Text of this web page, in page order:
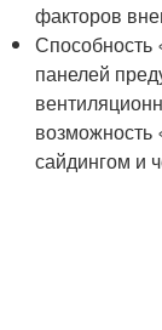
факторов
Способность
панелей
сайдингом и